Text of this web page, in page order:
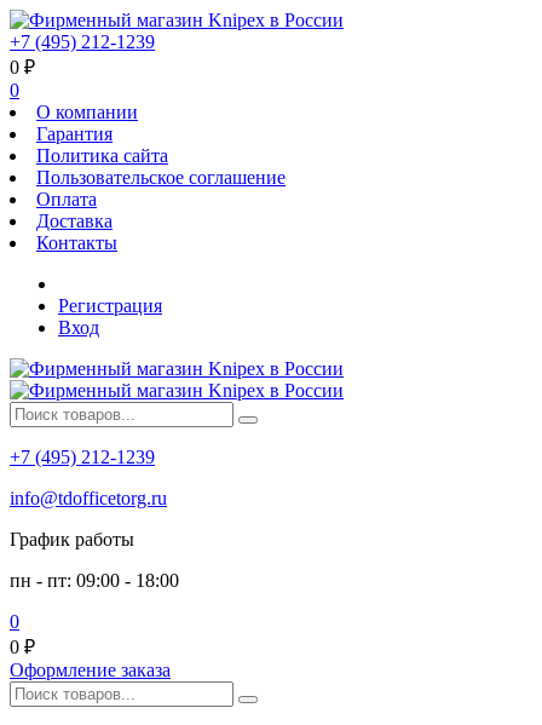
+7 (495) 212-1239
0 ₽
0
О компании
Гарантия
Политика сайта
Пользовательское соглашение
Оплата
Доставка
Контакты
Регистрация
Вход
+7 (495) 212-1239
info@tdofficetorg.ru
График работы
пн - пт: 09:00 - 18:00
0
0 ₽
Оформление заказа